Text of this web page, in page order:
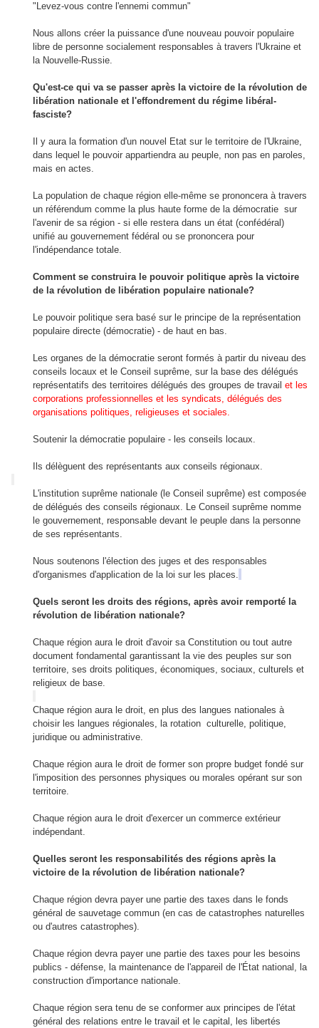
" Levez-vous contre l'ennemi commun"
Nous allons créer la puissance d'une nouveau pouvoir populaire
libre de personne socialement responsables à travers l'Ukraine et
la Nouvelle-Russie.
Qu'est-ce qui va se passer après la victoire de la révolution de
libération nationale et l'effondrement du régime libéral -
fasciste?
Il y aura la formation d'un nouvel Etat sur ​​le territoire de l'Ukraine,
dans lequel le pouvoir appartiendra au peuple, non pas en paroles,
mais en actes.
La population de chaque région elle-même se prononcera à travers
un référendum comme la plus haute forme de la démocratie sur
l'avenir de sa région - si elle restera dans un état ​​(confédéral)
unifié au gouvernement fédéral ou se prononcera pour
l'indépendance totale.
Comment se construira le pouvoir politique après la victoire
de la révolution de libération populaire nationale?
Le pouvoir politique sera basé sur le principe de la représentation
populaire directe (démocratie) - de haut en bas.
Les organes de la démocratie seront formés à partir du niveau des
conseils locaux et le Conseil suprême, sur la base des délégués
représentatifs des territoires délégués des groupes de travail et les
corporations professionnelles et les syndicats, délégués des
organisations politiques, religieuses et sociales.
Soutenir la démocratie populaire - les conseils locaux.
Ils délèguent des représentants aux conseils régionaux.
L'institution suprême nationale (le Conseil suprême) est composée
de délégués des conseils régionaux. Le Conseil suprême nomme
le gouvernement, responsable devant le peuple dans la personne
de ses représentants.
Nous soutenons l'élection des juges et des responsables
d'organismes d'application de la loi sur les places.
Quels seront les droits des régions, après avoir remporté la
révolution de libération nationale?
Chaque région aura le droit d'avoir sa Constitution ou tout autre
document fondamental garantissant la vie des peuples sur son
territoire, ses droits politiques, économiques, sociaux, culturels et
religieux de base.
Chaque région aura le droit, en plus des langues nationales à
choisir les langues régionales, la rotation culturelle, politique,
juridique ou administrative.
Chaque région aura le droit de former son propre budget fondé sur
l'imposition des personnes physiques ou morales opérant sur son
territoire.
Chaque région aura le droit d'exercer un commerce extérieur
indépendant.
Quelles seront les responsabilités des régions après la
victoire de la révolution de libération nationale?
Chaque région devra payer une partie des taxes dans le fonds
général de sauvetage commun (en cas de catastrophes naturelles
ou d'autres catastrophes).
Chaque région devra payer une partie des taxes pour les besoins
publics - défense, la maintenance de l'appareil de l'État national , la
construction d'importance nationale.
Chaque région sera tenu de se conformer aux principes de l'état
général des relations entre le travail et le capital , les libertés